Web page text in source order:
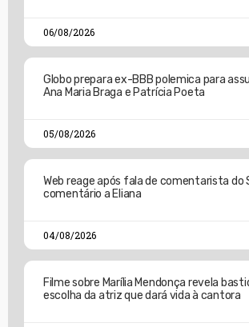
06/08/2026
Globo prepara ex-BBB polemica para
Ana Maria Braga e Patrícia Poeta
05/08/2026
Web reage após fala de comentarista do
comentário a Eliana
04/08/2026
Filme sobre Marília Mendonça revela
escolha da atriz que dará vida à cantora